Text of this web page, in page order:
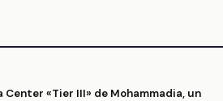
«Tier III» de Mohammadia, un